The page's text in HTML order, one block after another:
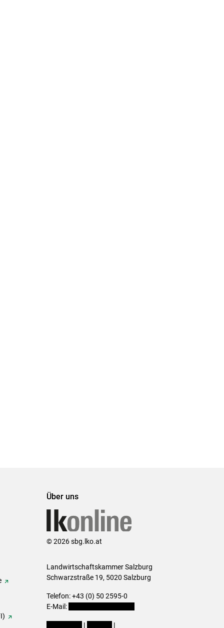
Über uns
© 2026 sbg.lko.at
Landwirtschaftskammer Salzburg
Schwarzstraße 19, 5020 Salzburg
Telefon: +43 (0) 50 2595-0
E-Mail:
| |